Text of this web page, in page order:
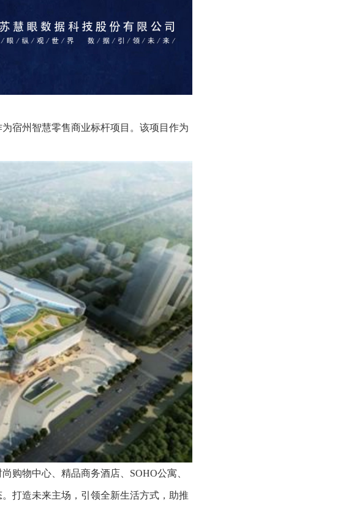
宿州智慧零售商业标杆项目。该项目作为
购物中心、精品商务酒店、SOHO公寓、
打造未来主场，引领全新生活方式，助推